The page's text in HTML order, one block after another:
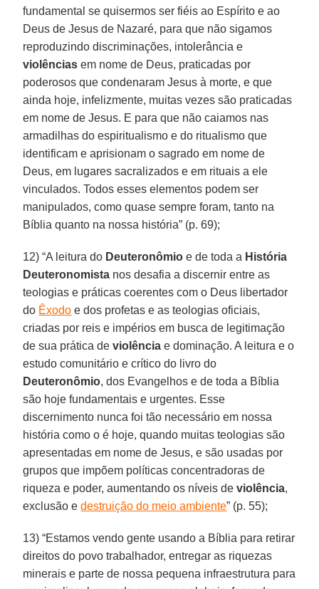
fundamental se quisermos ser fiéis ao Espírito e ao
Deus de Jesus de Nazaré, para que não sigamos
reproduzindo discriminações, intolerância e
violências em nome de Deus, praticadas por
poderosos que condenaram Jesus à morte, e que
ainda hoje, infelizmente, muitas vezes são praticadas
em nome de Jesus. E para que não caiamos nas
armadilhas do espiritualismo e do ritualismo que
identificam e aprisionam o sagrado em nome de
Deus, em lugares sacralizados e em rituais a ele
vinculados. Todos esses elementos podem ser
manipulados, como quase sempre foram, tanto na
Bíblia quanto na nossa história” (p. 69);
12) “A leitura do Deuteronômio e de toda a História
Deuteronomista nos desafia a discernir entre as
teologias e práticas coerentes com o Deus libertador
do Êxodo e dos profetas e as teologias oficiais,
criadas por reis e impérios em busca de legitimação
de sua prática deviolência e dominação. A leitura e o
estudo comunitário e crítico do livro do
Deuteronômio, dos Evangelhos e de toda a Bíblia
são hoje fundamentais e urgentes. Esse
discernimento nunca foi tão necessário em nossa
história como o é hoje, quando muitas teologias são
apresentadas em nome de Jesus, e são usadas por
grupos que impõem políticas concentradoras de
riqueza e poder, aumentando os níveis deviolência,
exclusão edestruição do meio ambiente” (p. 55);
13) “Estamos vendo gente usando a Bíblia para retirar
direitos do povo trabalhador, entregar as riquezas
minerais e parte de nossa pequena infraestrutura para